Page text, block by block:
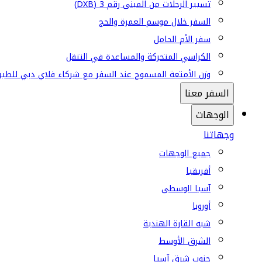
تسيير الرحلات من المبنى رقم 3 (DXB)
السفر خلال موسم العمرة والحج
سفر الأم الحامل
الكراسي المتحركة والمساعدة في التنقل
وزن الأمتعة المسموح عند السفر مع شركاء فلاي دبي
السفر معنا
الوجهات
وجهاتنا
جميع الوجهات
أفريقيا
آسيا الوسطى
أوروبا
شبه القارة الهندية
الشرق الأوسط
جنوب شرق آسيا